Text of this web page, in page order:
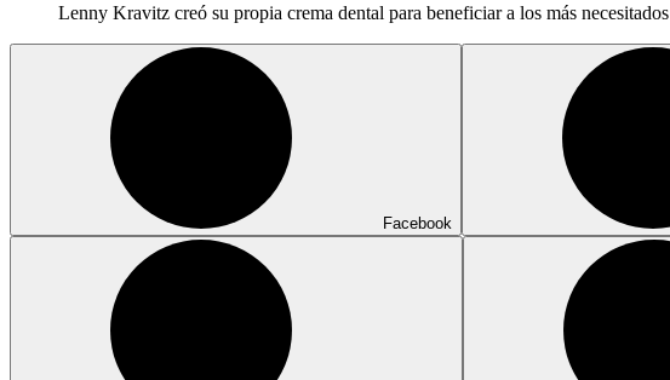
Lenny Kravitz creó su propia crema dental para beneficiar a los más necesitados
Facebook